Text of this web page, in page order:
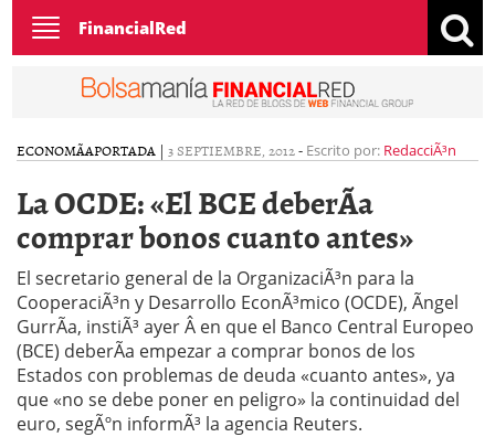
Toggle
navigation
FinancialRed
ECONOMÃ­APORTADA | 3 SEPTIEMBRE, 2012- Escrito por: RedacciÃ³n
La OCDE: «El BCE deberÃ­a
comprar bonos cuanto antes»
El secretario general de la OrganizaciÃ³n para la
CooperaciÃ³n y Desarrollo EconÃ³mico (OCDE), Ãngel
GurrÃ­a, instiÃ³ ayer Â en que el Banco Central Europeo
(BCE) deberÃ­a empezar a comprar bonos de los
Estados con problemas de deuda «cuanto antes», ya
que «no se debe poner en peligro» la continuidad del
euro, segÃºn informÃ³ la agencia Reuters.